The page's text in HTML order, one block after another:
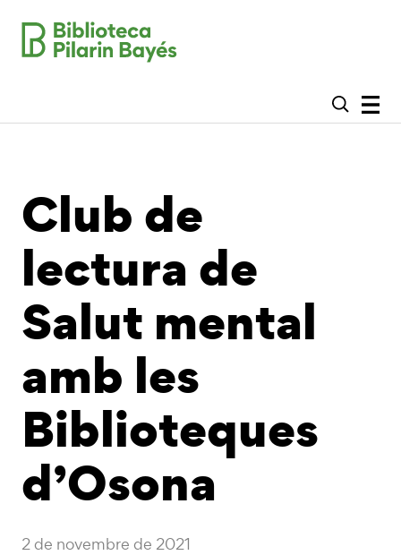
Club de
lectura de
Salut mental
amb les
Biblioteques
d’Osona
2 de novembre de 2021